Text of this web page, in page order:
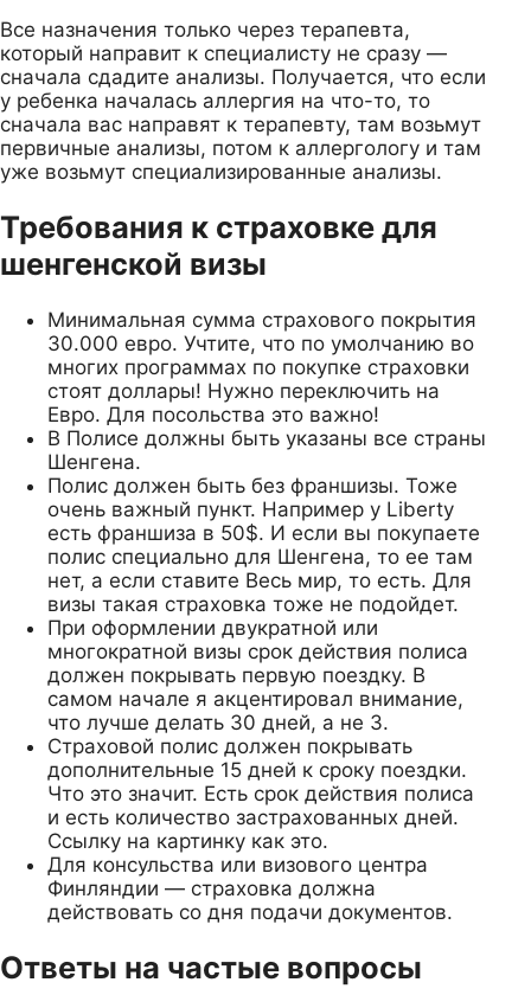
Все назначения только через терапевта,
который направит к специалисту не сразу —
сначала сдадите анализы. Получается, что если
у ребенка началась аллергия на что-то, то
сначала вас направят к терапевту, там возьмут
первичные анализы, потом к аллергологу и там
уже возьмут специализированные анализы.
Требования к страховке для
шенгенской визы
Минимальная сумма страхового покрытия
30.000 евро. Учтите, что по умолчанию во
многих программах по покупке страховки
стоят доллары! Нужно переключить на
Евро. Для посольства это важно!
В Полисе должны быть указаны все страны
Шенгена.
Полис должен быть без франшизы. Тоже
очень важный пункт. Например у Liberty
есть франшиза в 50$. И если вы покупаете
полис специально для Шенгена, то ее там
нет, а если ставите Весь мир, то есть. Для
визы такая страховка тоже не подойдет.
При оформлении двукратной или
многократной визы срок действия полиса
должен покрывать первую поездку. В
самом начале я акцентировал внимание,
что лучше делать 30 дней, а не 3.
Страховой полис должен покрывать
дополнительные 15 дней к сроку поездки.
Что это значит. Есть срок действия полиса
и есть количество застрахованных дней.
Ссылку на картинку как это.
Для консульства или визового центра
Финляндии — страховка должна
действовать со дня подачи документов.
Ответы на частые вопросы